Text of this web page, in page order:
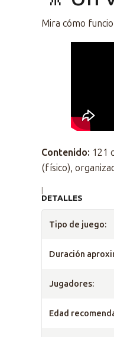
Mira cómo
Contenido: 121
(físico),
|
DETALLES
Tipo de juego:
Duración
Jugadores:
Edad